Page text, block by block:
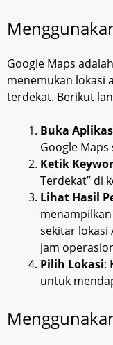
Google Maps
menemukan lokasi
terdekat. Berikut
Buka
Google
Ketik
Terdekat” di
Lihat Hasil
sekitar lokasi
jam
Pilih Lokasi:
untuk